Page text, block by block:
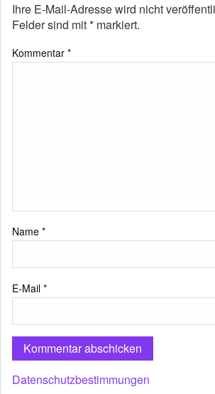
Ihre E-Mail-Adresse wird nicht
Felder sind mit* markiert.
Kommentar *
Name *
E-Mail *
Datenschutzbestimmungen